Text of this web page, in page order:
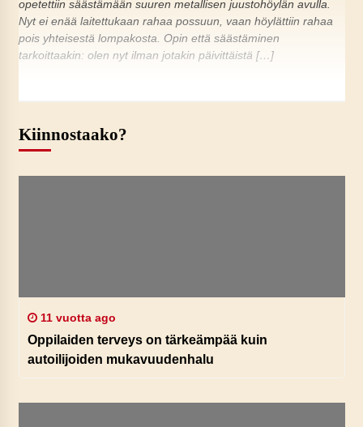
opetettiin säästämään suuren metallisen juustohöylän avulla.
Nyt ei enää laitettukaan rahaa possuun, vaan höylättiin rahaa
pois yhteisestä lompakosta. Opin että säästäminen
tarkoittaakin: olen nyt ilman jotakin päivittäistä […]
Kiinnostaako?
11 vuotta ago
Oppilaiden terveys on tärkeämpää kuin
autoilijoiden mukavuudenhalu